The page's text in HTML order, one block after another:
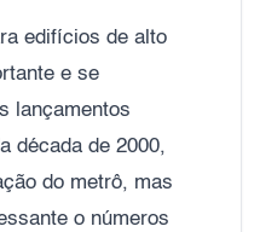
edifícios de alto
e se
lançamentos
década de 2000,
do metrô, mas
o números